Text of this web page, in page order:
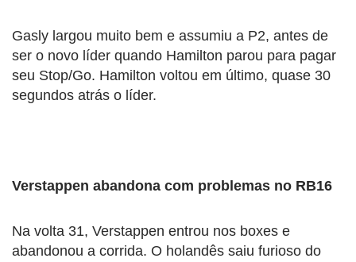
Gasly largou muito bem e assumiu a P2, antes de
ser o novo líder quando Hamilton parou para pagar
seu Stop/Go. Hamilton voltou em último, quase 30
segundos atrás o líder.
Verstappen abandona com problemas no RB16
Na volta 31, Verstappen entrou nos boxes e
abandonou a corrida. O holandês saiu furioso do